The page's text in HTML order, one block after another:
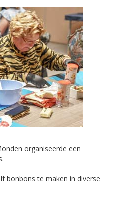
organiseerde een
bonbons te maken in diverse